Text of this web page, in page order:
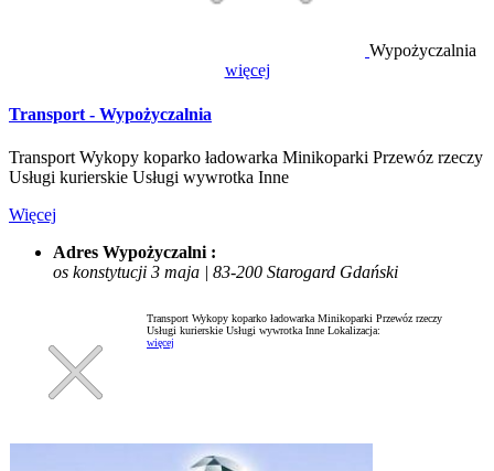
Wypożyczalnia
więcej
Transport - Wypożyczalnia
Transport Wykopy koparko ładowarka Minikoparki Przewóz rzeczy
Usługi kurierskie Usługi wywrotka Inne
Więcej
Adres Wypożyczalni :
os konstytucji 3 maja | 83-200 Starogard Gdański
Transport Wykopy koparko ładowarka Minikoparki Przewóz rzeczy
Usługi kurierskie Usługi wywrotka Inne Lokalizacja:
więcej